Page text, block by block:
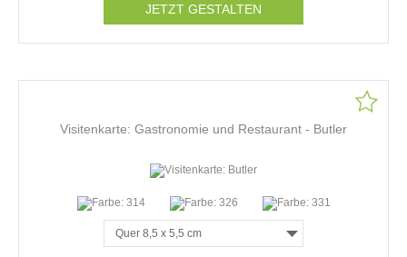
JETZT GESTALTEN
Visitenkarte: Gastronomie und Restaurant - Butler